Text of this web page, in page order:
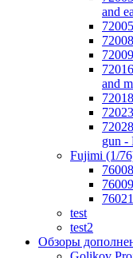
and
and
gun -
Fujimi (1/
test
test2
Обзоры